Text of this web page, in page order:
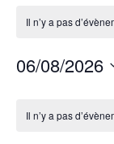
Il n’y a pas
06/08/2026
date.
Il n’y a pas